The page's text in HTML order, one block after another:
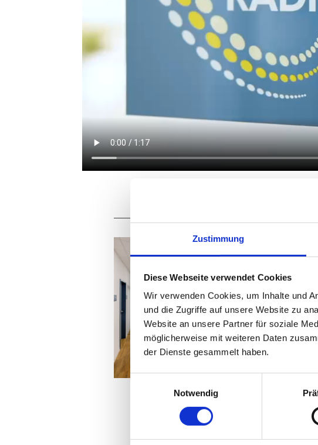
Zustimmung
Diese Webseite verwendet Cookies
Wir verwenden Cookies, um Inhalte und
und die Zugriffe auf unsere Website zu
Website an unsere Partner für soziale
möglicherweise mit weiteren Daten
der Dienste gesammelt haben.
Einwilligungsauswahl
Notwendig